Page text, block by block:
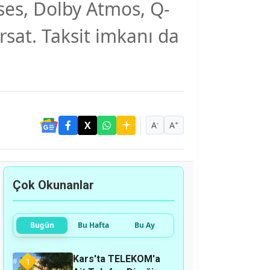
Dolby Atmos, Q-
Taksit imkanı da
A- A+
Çok Okunanlar
Bugün Bu Hafta Bu Ay
1
Kars'ta TELEKOM'a